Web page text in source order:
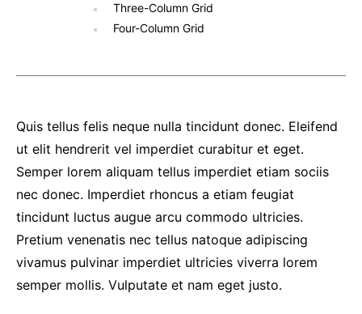
Three-Column Grid
Four-Column Grid
Quis tellus felis neque nulla tincidunt donec. Eleifend
ut elit hendrerit vel imperdiet curabitur et eget.
Semper lorem aliquam tellus imperdiet etiam sociis
nec donec. Imperdiet rhoncus a etiam feugiat
tincidunt luctus augue arcu commodo ultricies.
Pretium venenatis nec tellus natoque adipiscing
vivamus pulvinar imperdiet ultricies viverra lorem
semper mollis. Vulputate et nam eget justo.